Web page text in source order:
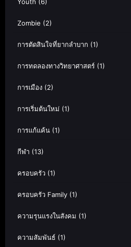
Zombie (2)
การตัดสินใจที่ยากลำบาก (1)
การทดลองทางวิทยาศาสตร์ (1)
การเมือง (2)
การเริ่มต้นใหม่ (1)
การแก้แค้น (1)
กีฬา (13)
ครอบครัว (1)
ครอบครัว Family (1)
ความรุนแรงในสังคม (1)
ความสัมพันธ์ (1)